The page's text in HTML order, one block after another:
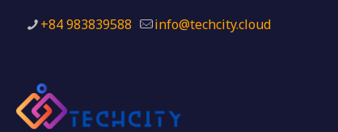
+84 983839588 info@techcity.cloud